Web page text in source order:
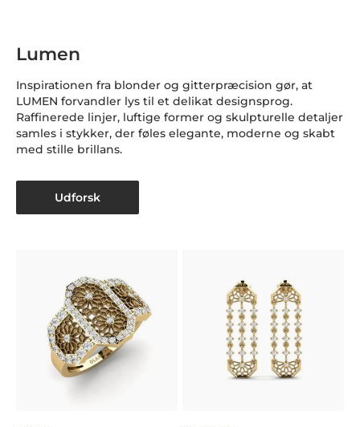
Lumen
Inspirationen fra blonder og gitterpræcision gør, at
LUMEN forvandler lys til et delikat designsprog.
Raffinerede linjer, luftige former og skulpturelle detaljer
samles i stykker, der føles elegante, moderne og skabt
med stille brillans.
Udforsk